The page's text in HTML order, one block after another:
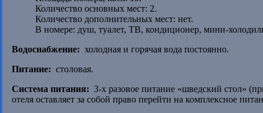
Количество основных мест: 2.
Количество дополнительных мест: нет.
В номере: душ, туалет, ТВ, кондиционер, мини-
Водоснабжение: холодная и горячая вода постоянно.
Питание: столовая.
Система питания: 3-х разовое питание «шведский стол»
отеля оставляет за собой право перейти на комплексное